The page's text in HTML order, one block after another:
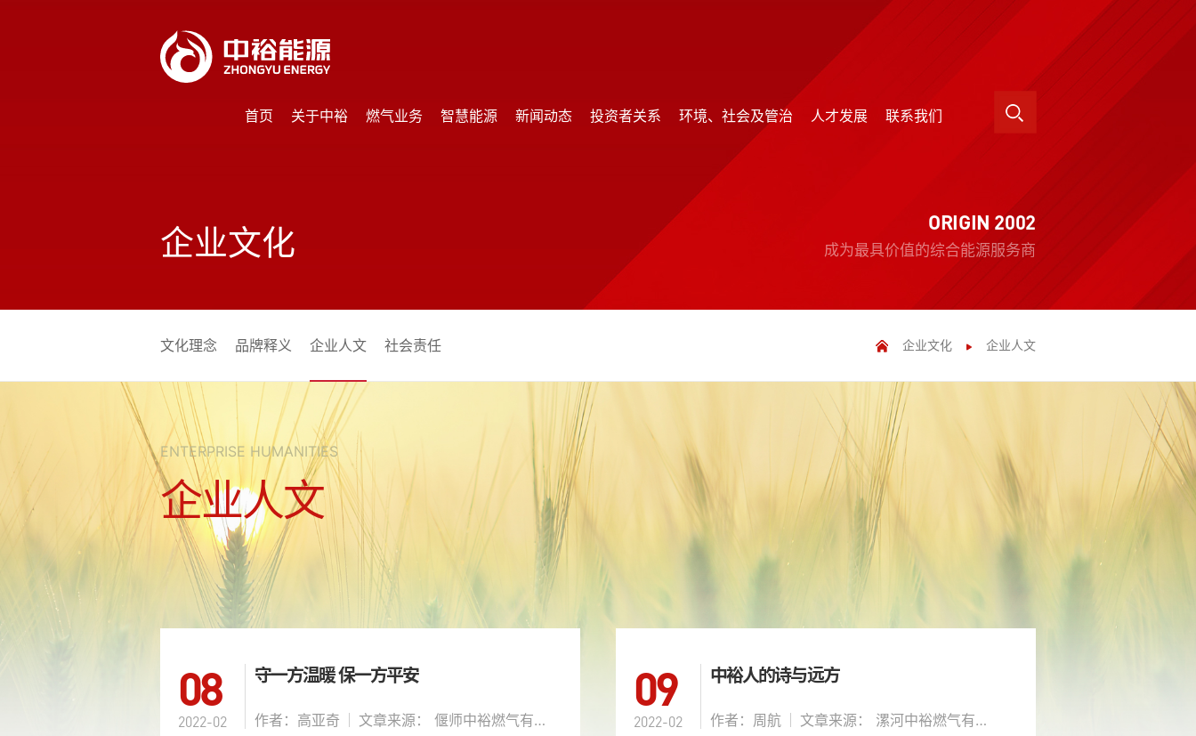
首页
关于中裕
燃气业务
智慧能源
新闻动态
投资者关系
环境、社会及管治
环境、社会及管治
人才发展
联系我们
企业文化 ORIGIN 2002
成为最具价值的综合能源服务商
文化理念 品牌释义 企业人文 社会责任 企业文化 企业人文
ENTERPRISE HUMANITIES
企业人文
08
2022-02
守一方温暖 保一方平安
作者：高亚奇 文章来源： 偃师中裕燃气有限公司
09
2022-02
中裕人的诗与远方
作者：周航 文章来源： 漯河中裕燃气有限公司